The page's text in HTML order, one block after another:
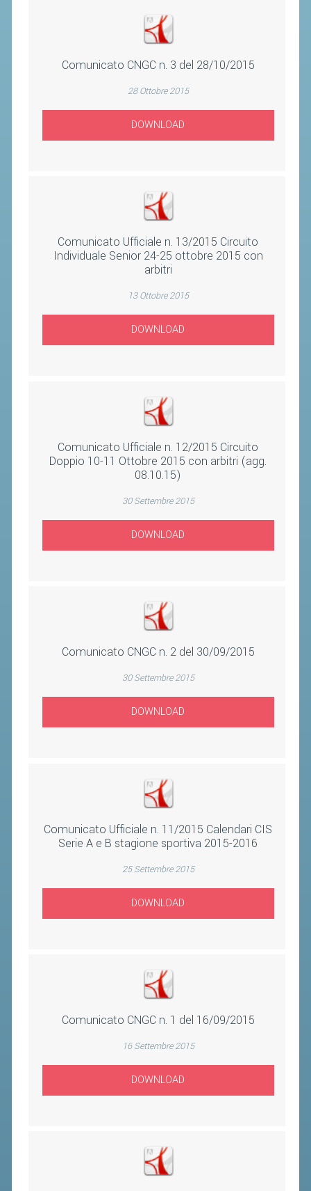
Comunicato CNGC n. 3 del 28/10/2015
28 Ottobre 2015
DOWNLOAD
Comunicato Ufficiale n. 13/2015 Circuito
Individuale Senior 24-25 ottobre 2015 con
arbitri
13 Ottobre 2015
DOWNLOAD
Comunicato Ufficiale n. 12/2015 Circuito
Doppio 10-11 Ottobre 2015 con arbitri (agg.
08.10.15)
30 Settembre 2015
DOWNLOAD
Comunicato CNGC n. 2 del 30/09/2015
30 Settembre 2015
DOWNLOAD
Comunicato Ufficiale n. 11/2015 Calendari CIS
Serie A e B stagione sportiva 2015-2016
25 Settembre 2015
DOWNLOAD
Comunicato CNGC n. 1 del 16/09/2015
16 Settembre 2015
DOWNLOAD
ATLETI D'INTERESSE NAZIONALE
PROMOZIONE
NUOVI GIOCHI DELLA GIOVENTÙ
ENTI DI PROMOZIONE SPORTIVA
PROGETTI CONI
PROGETTI SPORT E SALUTE
VOLA CON NOI
DOCUMENTAZIONE E RICERCA
DOCENTI FORMATORI
(D)ISTANTI DI B@DMINTON
ALBI FEDERALI
REVOCA DI SOCIETÀ, ASSOCIAZIONI
E TESSERATI
REGOLARE SVOLGIMENTO DELLE
COMPETIZIONI E DEI CAMPIONATI
ATTIVITÀ RELATIVE ALLA
PREPARAZIONE OLIMPICA E
PUBBLICI
FORMAZIONE DEI TECNICI
UTILIZZAZIONE E GESTIONE DEGLI
IMPIANTI SPORTIVI PUBBLICI
CONTROLLI E RILIEVI
SULL'AMMINISTRAZIONE
SPORTELLO FISCALE
SCADENZARIO
AIRBADMINTON